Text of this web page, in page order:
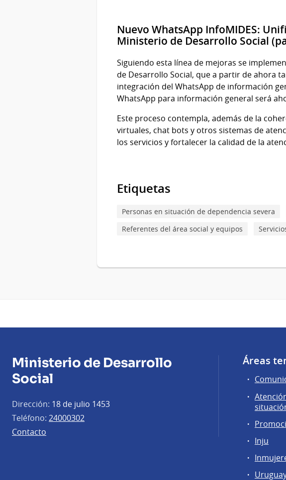
Nuevo WhatsApp InfoMIDES:
Ministerio de Desarrollo Social
Siguiendo esta línea de mejoras se
de Desarrollo Social, que a partir de ahora
integración del WhatsApp de información
WhatsApp para información general será
Este proceso contempla, además de la
virtuales, chat bots y otros sistemas de
los servicios y fortalecer la calidad de la
Etiquetas
Personas en situación de dependencia severa
Referentes del área social y equipos
Ministerio de Desarrollo
Social
Dirección: 18 de julio 1453
Teléfono: 24000302
Contacto
Áreas
Inju